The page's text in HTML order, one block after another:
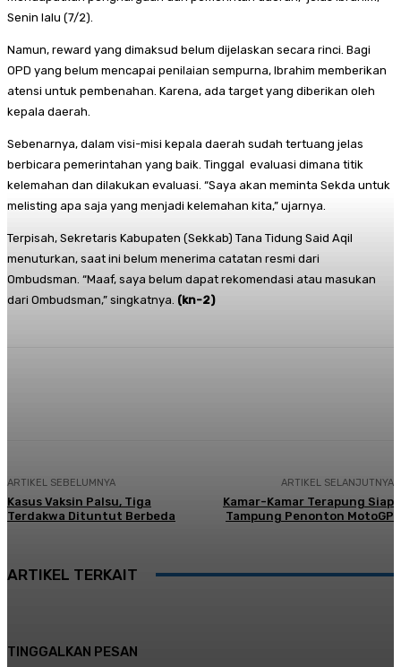
Senin lalu (7/2).
Namun, reward yang dimaksud belum dijelaskan secara rinci. Bagi
OPD yang belum mencapai penilaian sempurna, Ibrahim memberikan
atensi untuk pembenahan. Karena, ada target yang diberikan oleh
kepala daerah.
Sebenarnya, dalam visi-misi kepala daerah sudah tertuang jelas
berbicara pemerintahan yang baik. Tinggal evaluasi dimana titik
kelemahan dan dilakukan evaluasi. “Saya akan meminta Sekda untuk
melisting apa saja yang menjadi kelemahan kita,” ujarnya.
Terpisah, Sekretaris Kabupaten (Sekkab) Tana Tidung Said Aqil
menuturkan, saat ini belum menerima catatan resmi dari
Ombudsman. “Maaf, saya belum dapat rekomendasi atau masukan
dari Ombudsman,” singkatnya. (kn-2)
ARTIKEL SEBELUMNYA
Kasus Vaksin Palsu, Tiga
Terdakwa Dituntut Berbeda
ARTIKEL SELANJUTNYA
Kamar-Kamar Terapung Siap
Tampung Penonton MotoGP
ARTIKEL TERKAIT
TINGGALKAN PESAN